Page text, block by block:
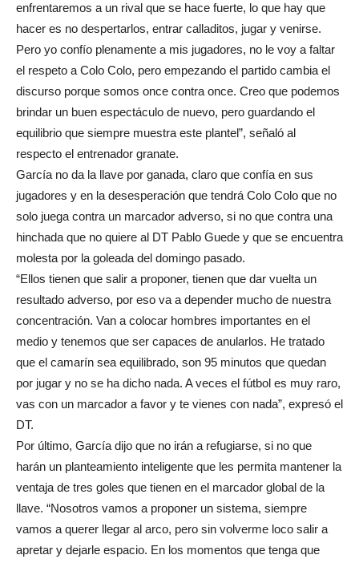
enfrentaremos a un rival que se hace fuerte, lo que hay que
hacer es no despertarlos, entrar calladitos, jugar y venirse.
Pero yo confío plenamente a mis jugadores, no le voy a faltar
el respeto a Colo Colo, pero empezando el partido cambia el
discurso porque somos once contra once. Creo que podemos
brindar un buen espectáculo de nuevo, pero guardando el
equilibrio que siempre muestra este plantel”, señaló al
respecto el entrenador granate.
García no da la llave por ganada, claro que confía en sus
jugadores y en la desesperación que tendrá Colo Colo que no
solo juega contra un marcador adverso, si no que contra una
hinchada que no quiere al DT Pablo Guede y que se encuentra
molesta por la goleada del domingo pasado.
“Ellos tienen que salir a proponer, tienen que dar vuelta un
resultado adverso, por eso va a depender mucho de nuestra
concentración. Van a colocar hombres importantes en el
medio y tenemos que ser capaces de anularlos. He tratado
que el camarín sea equilibrado, son 95 minutos que quedan
por jugar y no se ha dicho nada. A veces el fútbol es muy raro,
vas con un marcador a favor y te vienes con nada”, expresó el
DT.
Por último, García dijo que no irán a refugiarse, si no que
harán un planteamiento inteligente que les permita mantener la
ventaja de tres goles que tienen en el marcador global de la
llave. “Nosotros vamos a proponer un sistema, siempre
vamos a querer llegar al arco, pero sin volverme loco salir a
apretar y dejarle espacio. En los momentos que tenga que